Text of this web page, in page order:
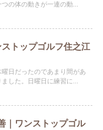
の体の動きが一連の動...
トップゴルフ住之江
曜日だったのであまり間があ
した。日曜日に練習に...
ワンストップゴル